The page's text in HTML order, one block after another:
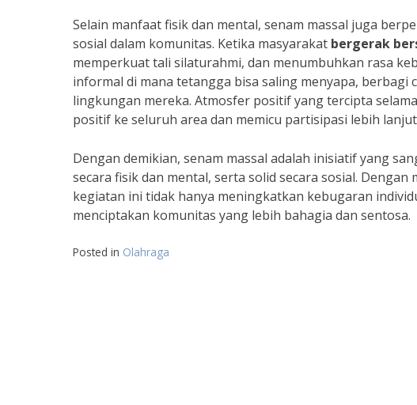
Selain manfaat fisik dan mental, senam massal juga
sosial dalam komunitas. Ketika masyarakat bergerak
memperkuat tali silaturahmi, dan menumbuhkan rasa
informal di mana tetangga bisa saling menyapa, berbagi
lingkungan mereka. Atmosfer positif yang tercipta
positif ke seluruh area dan memicu partisipasi lebih
Dengan demikian, senam massal adalah inisiatif yang
secara fisik dan mental, serta solid secara sosial.
kegiatan ini tidak hanya meningkatkan kebugaran
menciptakan komunitas yang lebih bahagia dan sentosa.
Posted in Olahraga